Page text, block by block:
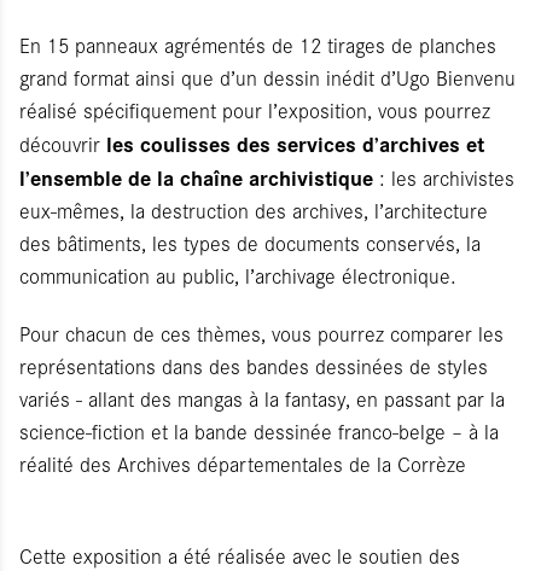
En 15 panneaux agrémentés de 12 tirages de planches
grand format ainsi que d’un dessin inédit d’Ugo Bienvenu
réalisé spécifiquement pour l’exposition, vous pourrez
découvrir les coulisses des services d’archives et
l’ensemble de la chaîne archivistique : les archivistes
eux-mêmes, la destruction des archives, l’architecture
des bâtiments, les types de documents conservés, la
communication au public, l’archivage électronique.
Pour chacun de ces thèmes, vous pourrez comparer les
représentations dans des bandes dessinées de styles
variés - allant des mangas à la fantasy, en passant par la
science-fiction et la bande dessinée franco-belge – à la
réalité des Archives départementales de la Corrèze
Cette exposition a été réalisée avec le soutien des